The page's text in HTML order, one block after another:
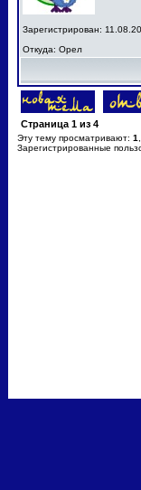
Зарегистрирован:
Откуда: Орел
Страница 1 из 4
Эту тему просматривают: 1
Зарегистрированные